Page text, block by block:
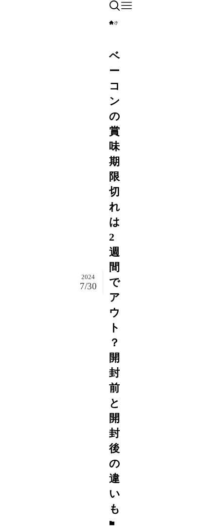
ホーム
ベ
ー
コ
ン
の
賞
味
期
限
切
れ
は
2
週
間
で
ア
ウ
ト
？
開
封
前
と
開
封
後
の
違
い
も
2024
7/30